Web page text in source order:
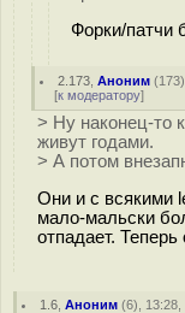
Форки/патчи
2.173 ,Аноним (173
[к модератору]
> Ну наконец-то
живут годами.
> А потом
Они и с всякими
мало-мальски
отпадает.
1.6 ,Аноним (6), 13:28,